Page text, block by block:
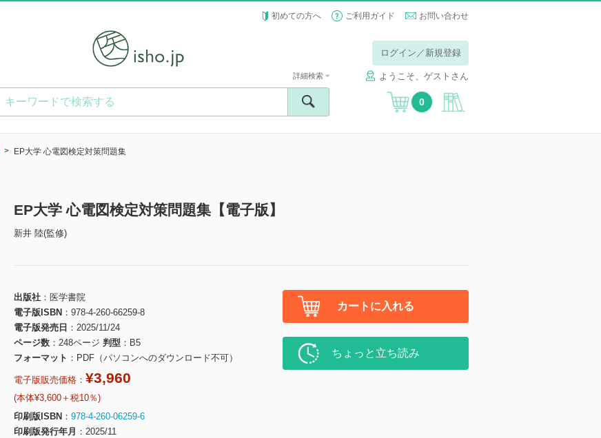
初めての方へ ご利用ガイド お問い合わせ
ログイン／新規登録
ようこそ、ゲストさん
詳細検索
0
EP大学 心電図検定対策問題集
EP大学 心電図検定対策問題集【電子版】
新井 陸(監修)
出版社
医学書院
電子版ISBN
978-4-260-66259-8
電子版発売日
2025/11/24
ページ数
248ページ 判型
B5
フォーマット
PDF（パソコンへのダウンロード不可）
電子版販売価格： ¥3,960
(本体¥3,600＋税10％)
印刷版ISBN
978-4-260-06259-6
印刷版発行年月
2025/11
カートに入れる
ちょっと立ち読み